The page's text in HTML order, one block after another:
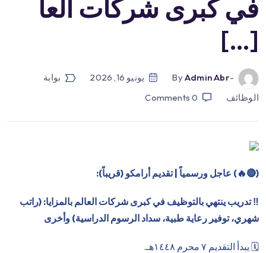
في كبرى شركات العا
[…]
-by
Admin Abr يونيو 16, 2026
بوابة
الوظائف
0
Comments
(
🔴🔥) عاجل ورسمياً | تقديم أرامكو (قريباً):
‼️ تدريب ينتهي بالتوظيف في كبرى شركات العالم بالمزايا: (راتب
شهري، توفير رعاية طبية، سداد الرسوم الدراسية) وأخرى
🗓 يبدأ التقديم ٧ محرم ١٤٤٨هـ.